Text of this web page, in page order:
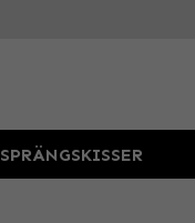
SPRÄNGSKISSER